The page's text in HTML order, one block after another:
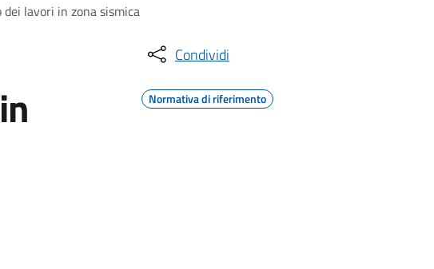
lavori in zona sismica
Condividi
Normativa di riferimento